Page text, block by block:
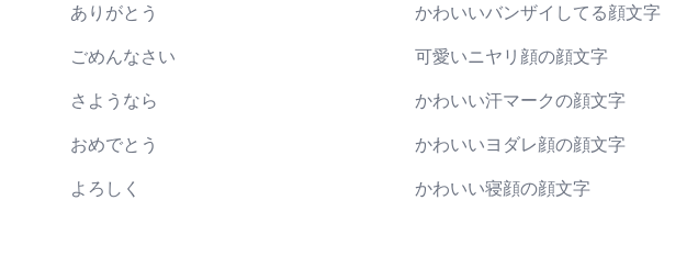
ありがとう
ごめんなさい
さようなら
おめでとう
よろしく
かわいいバンザイしてる顔文字
可愛いニヤリ顔の顔文字
かわいい汗マークの顔文字
かわいいヨダレ顔の顔文字
かわいい寝顔の顔文字